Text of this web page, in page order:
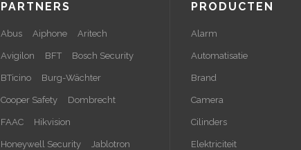
PARTNERS
Abus Aiphone Aritech
Avigilon BFT Bosch Security
BTicino Burg-Wächter
Cooper Safety Dombrecht
FAAC Hikvision
Honeywell Security Jablotron
PRODUCTEN
Alarm
Automatisatie
Brand
Camera
Cilinders
Elektriciteit